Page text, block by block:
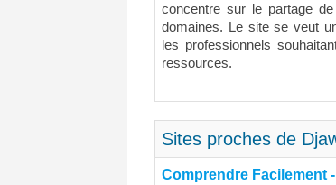
concentre sur le partage
domaines. Le site se veut
les professionnels
ressources.
Sites proches de
Comprendre Facilement